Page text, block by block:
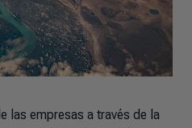
las empresas a través de la